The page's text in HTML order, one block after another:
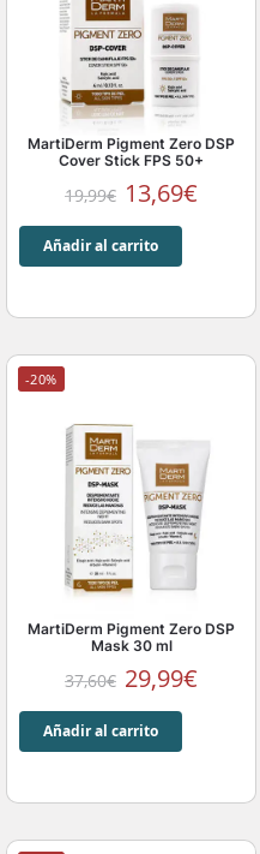
MartiDerm Pigment Zero DSP
Cover Stick FPS 50+
19,99€ 13,69€
Añadir al carrito
-20%
MartiDerm Pigment Zero DSP
Mask 30 ml
37,60€ 29,99€
Añadir al carrito